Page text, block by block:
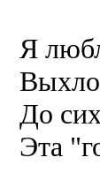
Я
До
Эта